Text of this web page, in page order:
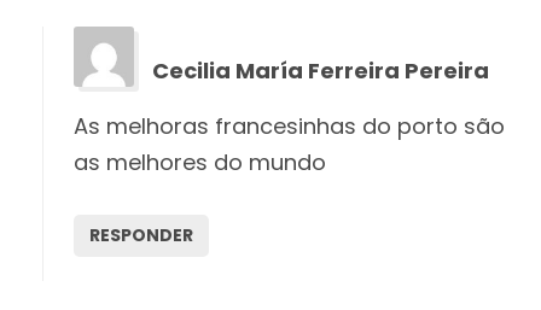
Cecilia María Ferreira Pereira
As melhoras francesinhas do porto são
as melhores do mundo
RESPONDER